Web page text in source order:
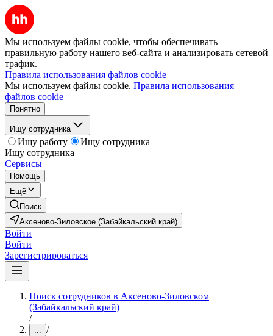
Мы используем файлы cookie, чтобы обеспечивать
правильную работу нашего веб-сайта и анализировать сетевой
трафик.
Правила использования файлов cookie
Мы используем файлы cookie. Правила использования
файлов cookie
Понятно
Ищу сотрудника
Ищу работу
Ищу сотрудника
Ищу сотрудника
Сервисы
Помощь
Ещё
Поиск
Аксеново-Зиловское (Забайкальский край)
Войти
Войти
Зарегистрироваться
Поиск сотрудников в Аксеново-Зиловском
(Забайкальский край)
/
... /